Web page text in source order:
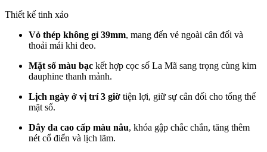
Thiết kế tinh xảo
Vỏ thép không gỉ 39mm, mang đến vẻ ngoài cân đối và
thoải mái khi đeo.
Mặt số màu bạc kết hợp cọc số La Mã sang trọng cùng kim
dauphine thanh mảnh.
Lịch ngày ở vị trí 3 giờ tiện lợi, giữ sự cân đối cho tổng thể
mặt số.
Dây da cao cấp màu nâu, khóa gập chắc chắn, tăng thêm
nét cổ điển và lịch lãm.